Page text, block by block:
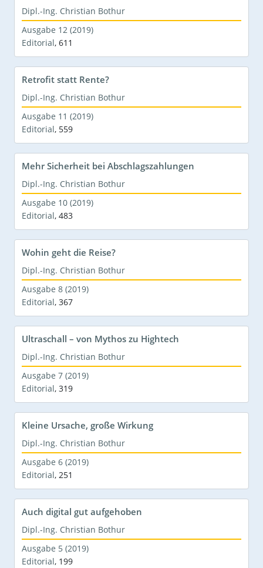
Dipl.-Ing. Christian Bothur
Ausgabe 12 (2019)
Editorial, 611
Retrofit statt Rente?
Dipl.-Ing. Christian Bothur
Ausgabe 11 (2019)
Editorial, 559
Mehr Sicherheit bei Abschlagszahlungen
Dipl.-Ing. Christian Bothur
Ausgabe 10 (2019)
Editorial, 483
Wohin geht die Reise?
Dipl.-Ing. Christian Bothur
Ausgabe 8 (2019)
Editorial, 367
Ultraschall – von Mythos zu Hightech
Dipl.-Ing. Christian Bothur
Ausgabe 7 (2019)
Editorial, 319
Kleine Ursache, große Wirkung
Dipl.-Ing. Christian Bothur
Ausgabe 6 (2019)
Editorial, 251
Auch digital gut aufgehoben
Dipl.-Ing. Christian Bothur
Ausgabe 5 (2019)
Editorial, 199